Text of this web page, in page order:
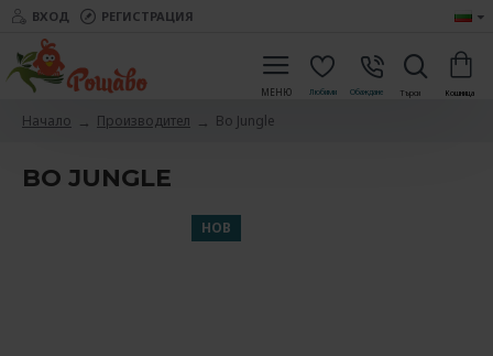
ВХОД РЕГИСТРАЦИЯ
Начало Производител Bo Jungle
BO JUNGLE
НОВ